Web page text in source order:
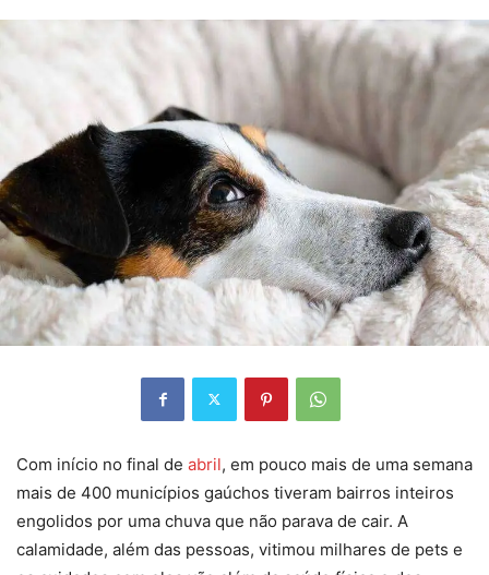
Com início no final de abril, em pouco mais de uma semana
mais de 400 municípios gaúchos tiveram bairros inteiros
engolidos por uma chuva que não parava de cair. A
calamidade, além das pessoas, vitimou milhares de pets e